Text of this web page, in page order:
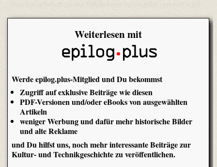
Weiterlesen mit
Werde epilog.plus-Mitglied und Du bekommst
Zugriff auf exklusive Beiträge wie diesen
PDF-Versionen und/oder eBooks von ausgewählten
Artikeln
weniger Werbung und dafür mehr historische Bilder
und alte Reklame
und Du hilfst uns, noch mehr interessante Beiträge zur
Kultur- und Technikgeschichte zu veröffentlichen.